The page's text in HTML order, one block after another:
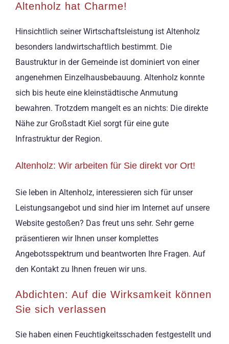
Altenholz hat Charme!
Hinsichtlich seiner Wirtschaftsleistung ist Altenholz
besonders landwirtschaftlich bestimmt. Die
Baustruktur in der Gemeinde ist dominiert von einer
angenehmen Einzelhausbebauung. Altenholz konnte
sich bis heute eine kleinstädtische Anmutung
bewahren. Trotzdem mangelt es an nichts: Die direkte
Nähe zur Großstadt Kiel sorgt für eine gute
Infrastruktur der Region.
Altenholz: Wir arbeiten für Sie direkt vor Ort!
Sie leben in Altenholz, interessieren sich für unser
Leistungsangebot und sind hier im Internet auf unsere
Website gestoßen? Das freut uns sehr. Sehr gerne
präsentieren wir Ihnen unser komplettes
Angebotsspektrum und beantworten Ihre Fragen. Auf
den Kontakt zu Ihnen freuen wir uns.
Abdichten: Auf die Wirksamkeit können
Sie sich verlassen
Sie haben einen Feuchtigkeitsschaden festgestellt und